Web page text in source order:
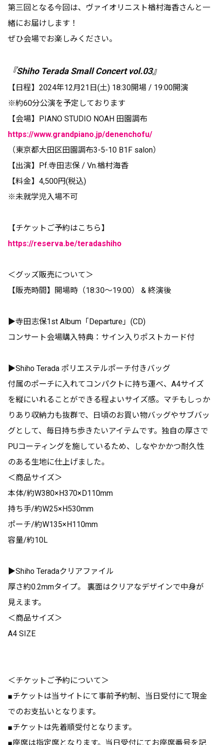
第三回となる今回は、ヴァイオリニスト楢村海⾹さんと⼀
緒にお届けします！
ぜひ会場でお楽しみください。
『Shiho Terada Small Concert vol.03』
【⽇程】2024年12⽉21⽇(⼟) 18:30開場 / 19:00開演
※約60分公演を予定しております
【会場】PIANO STUDIO NOAH ⽥園調布
https://www.grandpiano.jp/denenchofu/
（東京都⼤⽥区⽥園調布3-5-10 B1F salon）
【出演】Pf.寺⽥志保 / Vn.楢村海⾹
【料⾦】4,500円(税込)
※未就学児⼊場不可
【チケットご予約はこちら】
https://reserva.be/teradashiho
＜グッズ販売について＞
【販売時間】開場時（18:30～19:00） & 終演後
▶︎寺田志保1st Album「Departure」(CD)
コンサート会場購入特典：サイン入りポストカード付
▶︎Shiho Terada ポリエステルポーチ付きバッグ
付属のポーチに入れてコンパクトに持ち運べ、A4サイズ
を縦にいれることができる程よいサイズ感。マチもしっか
りあり収納力も抜群で、日頃のお買い物バッグやサブバッ
グとして、毎日持ち歩きたいアイテムです。独自の厚さで
PUコーティングを施しているため、しなやかかつ耐久性
のある生地に仕上げました。
＜商品サイズ＞
本体/約W380×H370×D110mm
持ち手/約W25×H530mm
ポーチ/約W135×H110mm
容量/約10L
▶︎Shiho Teradaクリアファイル
厚さ約0.2mmタイプ。 裏面はクリアなデザインで中身が
見えます。
＜商品サイズ＞
A4 SIZE
＜チケットご予約について＞
■チケットは当サイトにて事前予約制、当日受付にて現金
でのお支払いとなります。
■チケットは先着順受付となります。
■座席は指定席となります。当日受付にてお座席番号を記